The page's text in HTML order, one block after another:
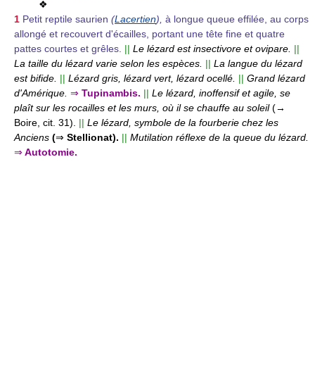
❖
1 Petit reptile saurien (Lacertien), à longue queue effilée, au corps
allongé et recouvert d'écailles, portant une tête fine et quatre
pattes courtes et grêles. || Le lézard est insectivore et ovipare. ||
La taille du lézard varie selon les espèces. || La langue du lézard
est bifide. || Lézard gris, lézard vert, lézard ocellé. || Grand lézard
d'Amérique. ⇒ Tupinambis. || Le lézard, inoffensif et agile, se
plaît sur les rocailles et les murs, où il se chauffe au soleil(→
Boire, cit. 31). || Le lézard, symbole de la fourberie chez les
Anciens (⇒ Stellionat). || Mutilation réflexe de la queue du lézard.
⇒ Autotomie.